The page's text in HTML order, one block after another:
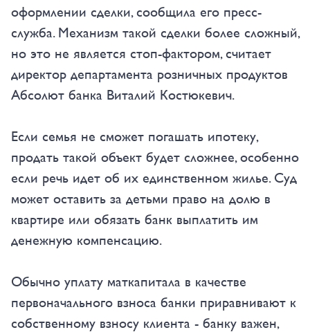
оформлении сделки, сообщила его пресс-
служба. Механизм такой сделки более сложный,
но это не является стоп-фактором, считает
директор департамента розничных продуктов
Абсолют банка Виталий Костюкевич.
Если семья не сможет погашать ипотеку,
продать такой объект будет сложнее, особенно
если речь идет об их единственном жилье. Суд
может оставить за детьми право на долю в
квартире или обязать банк выплатить им
денежную компенсацию.
Обычно уплату маткапитала в качестве
первоначального взноса банки приравнивают к
собственному взносу клиента - банку важен,